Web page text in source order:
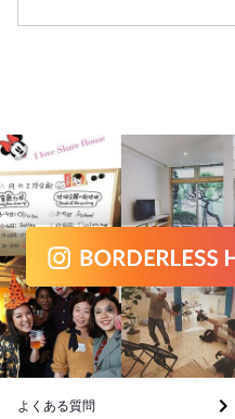
よくある質問